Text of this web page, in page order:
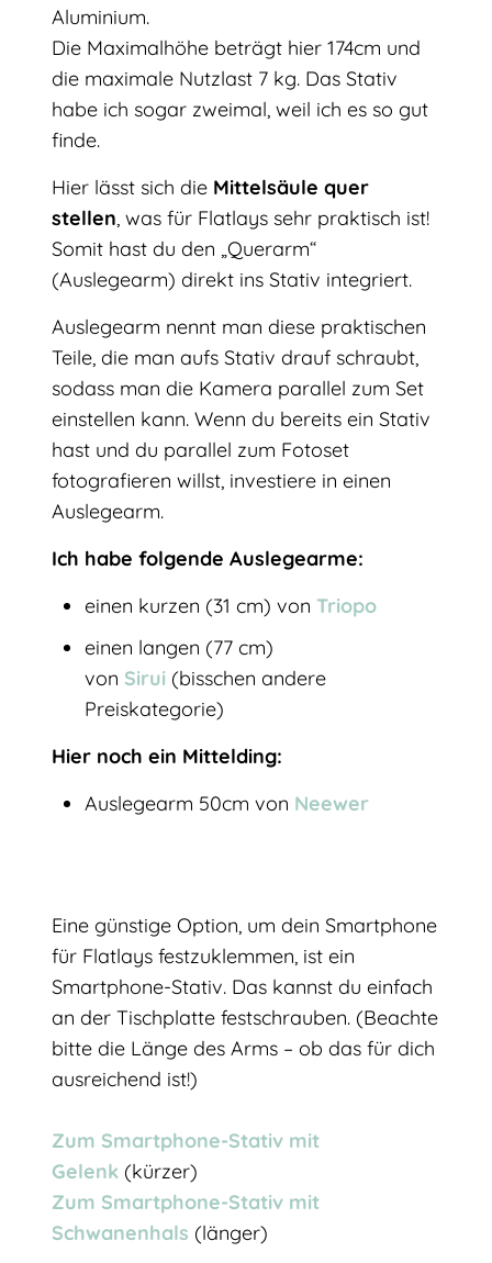
Aluminium.
Die Maximalhöhe beträgt hier 174cm und
die maximale Nutzlast 7 kg. Das Stativ
habe ich sogar zweimal, weil ich es so gut
finde.
Hier lässt sich die Mittelsäule quer
stellen, was für Flatlays sehr praktisch ist!
Somit hast du den „Querarm“
(Auslegearm) direkt ins Stativ integriert.
Auslegearm nennt man diese praktischen
Teile, die man aufs Stativ drauf schraubt,
sodass man die Kamera parallel zum Set
einstellen kann. Wenn du bereits ein Stativ
hast und du parallel zum Fotoset
fotografieren willst, investiere in einen
Auslegearm.
Ich habe folgende Auslegearme:
einen kurzen (31 cm) von Triopo
einen langen (77 cm)
von Sirui (bisschen andere
Preiskategorie)
Hier noch ein Mittelding:
Auslegearm 50cm von Neewer
Eine günstige Option, um dein Smartphone
für Flatlays festzuklemmen, ist ein
Smartphone-Stativ. Das kannst du einfach
an der Tischplatte festschrauben. (Beachte
bitte die Länge des Arms – ob das für dich
ausreichend ist!)
Zum Smartphone-Stativ mit
Gelenk (kürzer)
Zum Smartphone-Stativ mit
Schwanenhals (länger)